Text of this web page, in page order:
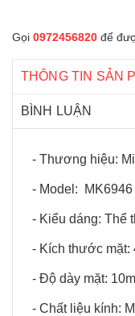
Gọi 0972456820 để
THÔNG TIN SẢN
BÌNH LUẬN
- Thương hiệu:
- Model: MK6946
- Kiểu dáng: Thể
- Kích thước mặt:
- Độ dày mặt:
- Chất liệu kính: